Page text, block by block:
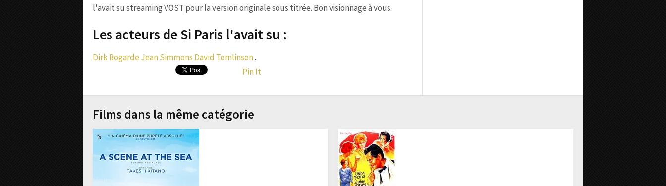
l'avait su streaming VOST pour la version originale sous titrée. Bon visionnage à vous.
Les acteurs de Si Paris l'avait su :
Dirk Bogarde Jean Simmons David Tomlinson.
Pin It
Films dans la même catégorie